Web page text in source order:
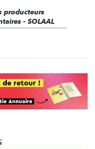
producteurs
- SOLAAL